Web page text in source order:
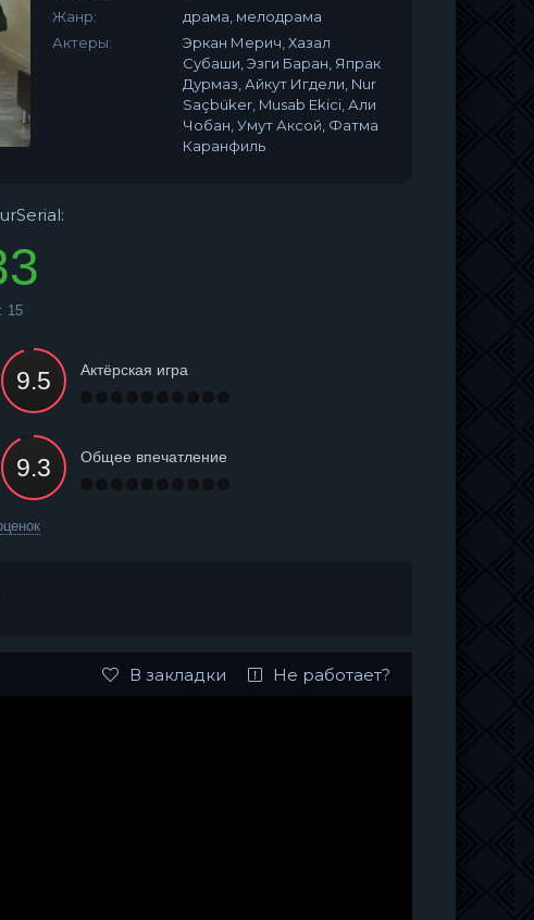
Жанр:
драма, мелодрама
Актеры:
Эркан Мерич, Хазал
Субаши, Эзги Баран, Япрак
Дурмаз, Айкут Игдели, Nur
Saçbüker, Musab Ekici, Али
Чобан, Умут Аксой, Фатма
Каранфиль
15
Актёрская игра
Общее впечатление
В закладки Не работает?